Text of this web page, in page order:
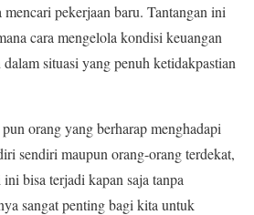
mencari pekerjaan baru. Tantangan ini
cara mengelola kondisi keuangan
dalam situasi yang penuh ketidakpastian
orang yang berharap menghadapi
sendiri maupun orang-orang terdekat,
bisa terjadi kapan saja tanpa
sangat penting bagi kita untuk